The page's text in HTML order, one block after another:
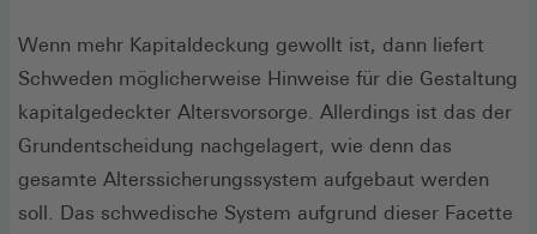
Wenn mehr Kapitaldeckung gewollt ist, dann liefert
Schweden möglicherweise Hinweise für die Gestaltung
kapitalgedeckter Altersvorsorge. Allerdings ist das der
Grundentscheidung nachgelagert, wie denn das
gesamte Alterssicherungssystem aufgebaut werden
soll. Das schwedische System aufgrund dieser Facette